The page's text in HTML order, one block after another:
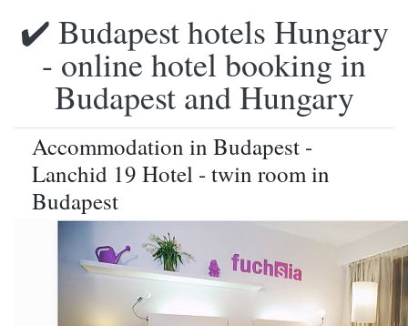
✔️ Budapest hotels Hungary
- online hotel booking in
Budapest and Hungary
Accommodation in Budapest -
Lanchid 19 Hotel - twin room in
Budapest